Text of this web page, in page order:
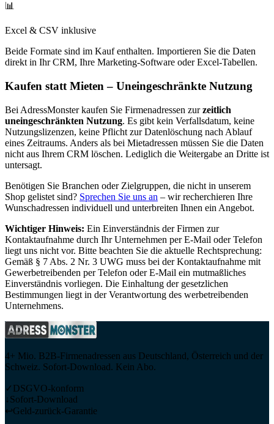
📊
Excel & CSV inklusive
Beide Formate sind im Kauf enthalten. Importieren Sie die Daten
direkt in Ihr CRM, Ihre Marketing-Software oder Excel-Tabellen.
Kaufen statt Mieten – Uneingeschränkte Nutzung
Bei AdressMonster kaufen Sie Firmenadressen zur zeitlich
uneingeschränkten Nutzung. Es gibt kein Verfallsdatum, keine
Nutzungslizenzen, keine Pflicht zur Datenlöschung nach Ablauf
eines Zeitraums. Anders als bei Mietadressen müssen Sie die Daten
nicht aus Ihrem CRM löschen. Lediglich die Weitergabe an Dritte ist
untersagt.
Benötigen Sie Branchen oder Zielgruppen, die nicht in unserem
Shop gelistet sind? Sprechen Sie uns an – wir recherchieren Ihre
Wunschadressen individuell und unterbreiten Ihnen ein Angebot.
Wichtiger Hinweis: Ein Einverständnis der Firmen zur
Kontaktaufnahme durch Ihr Unternehmen per E-Mail oder Telefon
liegt uns nicht vor. Bitte beachten Sie die aktuelle Rechtsprechung:
Gemäß § 7 Abs. 2 Nr. 3 UWG muss bei der Kontaktaufnahme mit
Gewerbetreibenden per Telefon oder E-Mail ein mutmaßliches
Einverständnis vorliegen. Die Einhaltung der gesetzlichen
Bestimmungen liegt in der Verantwortung des werbetreibenden
Unternehmens.
4+ Mio. B2B-Firmenadressen aus Deutschland, Österreich und der
Schweiz. Sofort-Download. Kein Abo.
✓ DSGVO-konform
↓Sofort-Download
↩Geld-zurück-Garantie